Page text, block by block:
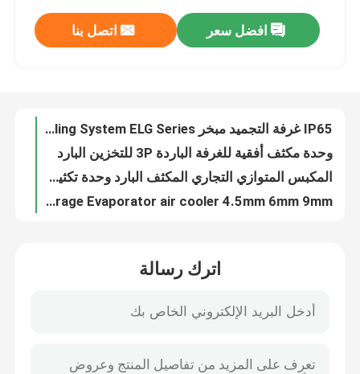
معلومات عنا
اتصل بنا
اطلب عرض أسعار
مبخر غرفة التبريد
افضل سعر اتصل بنا
نظام تبريد وحدة تكثيف الغرفة الباردة أحادية الكتلة من Frost Temp للتخزين البارد
R507 وحدة نظام التبريد والتخزين البارد للمبرد ODM
ODM مكثف مياه أحادي مبرد أفقي وأنبوب مكثف
Cold Room Parallel Scroll Condensing Unit Compressor Rack
اترك رسالة